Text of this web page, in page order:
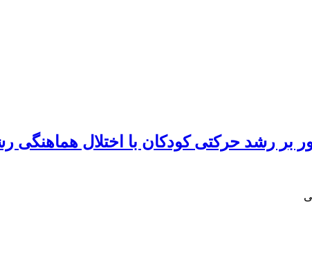
بر رشد حرکتی کودکان با اختلال هماهنگی